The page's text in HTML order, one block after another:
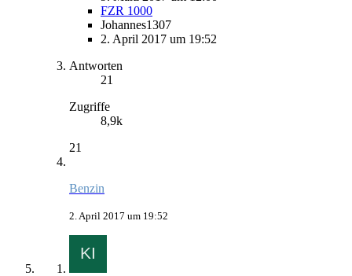
FZR 1000
Johannes1307
2. April 2017 um 19:52
Antworten
21
Zugriffe
8,9k
21
Benzin
2. April 2017 um 19:52